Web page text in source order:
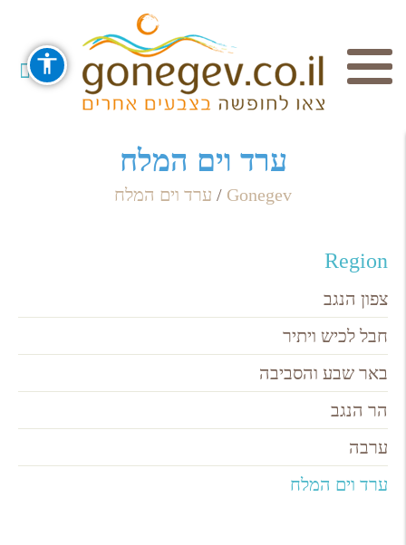
חיפוש
Search Category / Business
Region / Settlement
ערד וים המלח
Gonegev
/ ערד וים המלח
Region
צפון הנגב
חבל לכיש ויתיר
באר שבע והסביבה
הר הנגב
ערבה
ערד וים המלח